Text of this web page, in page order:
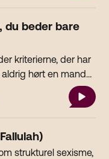
du beder bare
kriterierne, der har
hørt en mand
til sine krav til en
og det må
strukturel sexisme,